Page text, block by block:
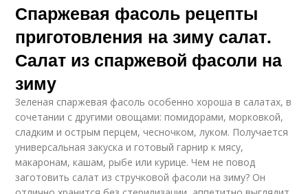
Спаржевая фасоль рецепты
приготовления на зиму салат.
Салат из спаржевой фасоли на
зиму
Зеленая спаржевая фасоль особенно хороша в салатах, в
сочетании с другими овощами: помидорами, морковкой,
сладким и острым перцем, чесночком, луком. Получается
универсальная закуска и готовый гарнир к мясу,
макаронам, кашам, рыбе или курице. Чем не повод
заготовить салат из стручковой фасоли на зиму? Он